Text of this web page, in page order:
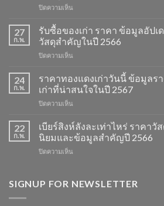
ปิดความเห็น
ราคา
ของ
เก่า
วัน
ข้อมูล
ราคา
วัสดุ
ที่
ควร
27
ก.พ.
รับซื้อของเก่า ราคา ข้อมูลอัปเ
วัสดุสำคัญในปี 2566
ปิดความเห็น
ของ
เก่า
ราคา
อัปเดต
ราคา
รีไซเคิล
และ
ในปี
24
ก.พ.
ราคาทองแดงเก่าวันนี้ ข้อมูลร
เก่าที่น่าสนใจในปี 2567
ปิดความเห็น
ทองแดง
เก่า
วัน
นี้
และ
22
ก.พ.
เบียร์สิงห์ลังละเท่าไหร่ ราคาวั
นิยมและข้อมูลสำคัญปี 2566
ปิดความเห็น
ลัง
SIGNUP FOR NEWSLETTER